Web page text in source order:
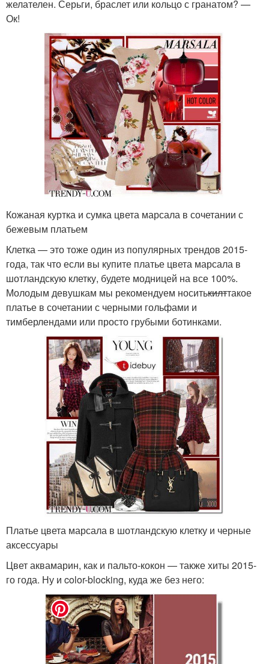
желателен. Серьги, браслет или кольцо с гранатом? —
Ок!
Кожаная куртка и сумка цвета марсала в сочетании с
бежевым платьем
Клетка — это тоже один из популярных трендов 2015-
года, так что если вы купите платье цвета марсала в
шотландскую клетку, будете модницей на все 100%.
Молодым девушкам мы рекомендуем носитькилттакое
платье в сочетании с черными гольфами и
тимберлендами или просто грубыми ботинками.
Платье цвета марсала в шотландскую клетку и черные
аксессуары
Цвет аквамарин, как и пальто-кокон — также хиты 2015-
го года. Ну и color-blocking, куда же без него: